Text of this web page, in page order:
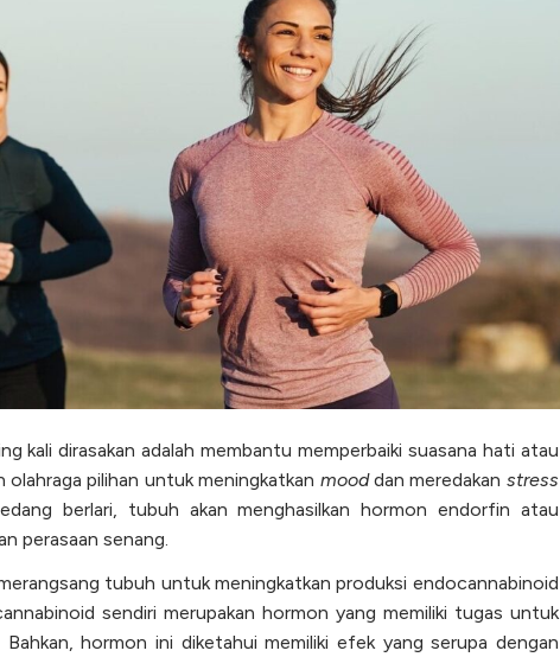
kali dirasakan adalah membantu memperbaiki suasana hati atau
olahraga pilihan untuk meningkatkan mooddan meredakan stress
berlari, tubuh akan menghasilkan hormon endorfin atau
perasaan senang.
tubuh untuk meningkatkan produksi endocannabinoid
sendiri merupakan hormon yang memiliki tugas untuk
hormon ini diketahui memiliki efek yang serupa dengan